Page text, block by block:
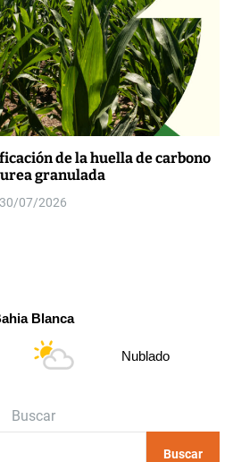
de la huella de carbono
granulada
30/07/2026
Blanca
Nublado
Buscar
Buscar